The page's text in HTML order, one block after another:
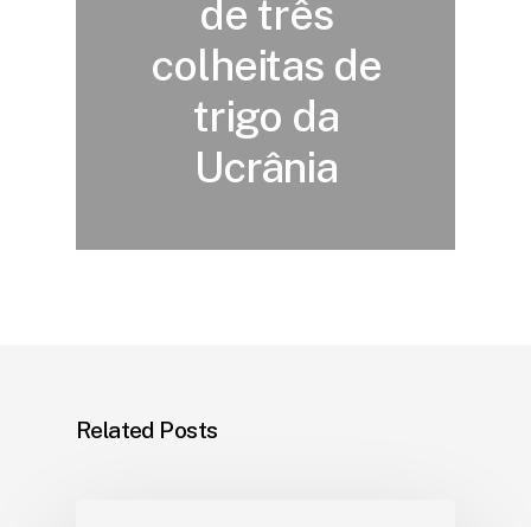
de três
colheitas de
trigo da
Ucrânia
Related Posts